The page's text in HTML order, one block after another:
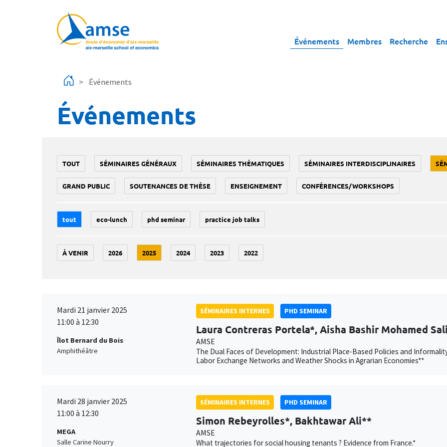
Événements Membres Recherche
Événements
Événements
TOUT SÉMINAIRES GÉNÉRAUX SÉMINAIRES THÉMATIQUES SÉMINAIRES INTERDISCIPLINAIRES
GRAND PUBLIC SOUTENANCES DE THÈSE ENSEIGNEMENT CONFÉRENCES/WORKSHOPS
tout eco-lunch phd seminar practice job talks
À VENIR 2026 2025 2024 2023 2022
Mardi 21 janvier 2025
11:00 à 12:30
Îlot Bernard du Bois
Amphithéâtre
SÉMINAIRES INTERNES PHD SEMINAR
Laura Contreras Portela*, Aisha Bashir Mohamed
AMSE
The Dual Faces of Development: Industrial Place-Based Policies and
Labor Exchange Networks and Weather Shocks in Agrarian Economies**
Mardi 28 janvier 2025
11:00 à 12:30
MEGA
Salle Carine Nourry
SÉMINAIRES INTERNES PHD SEMINAR
Simon Rebeyrolles*, Bakhtawar Ali**
AMSE
What trajectories for social housing tenants ? Evidence from France.*